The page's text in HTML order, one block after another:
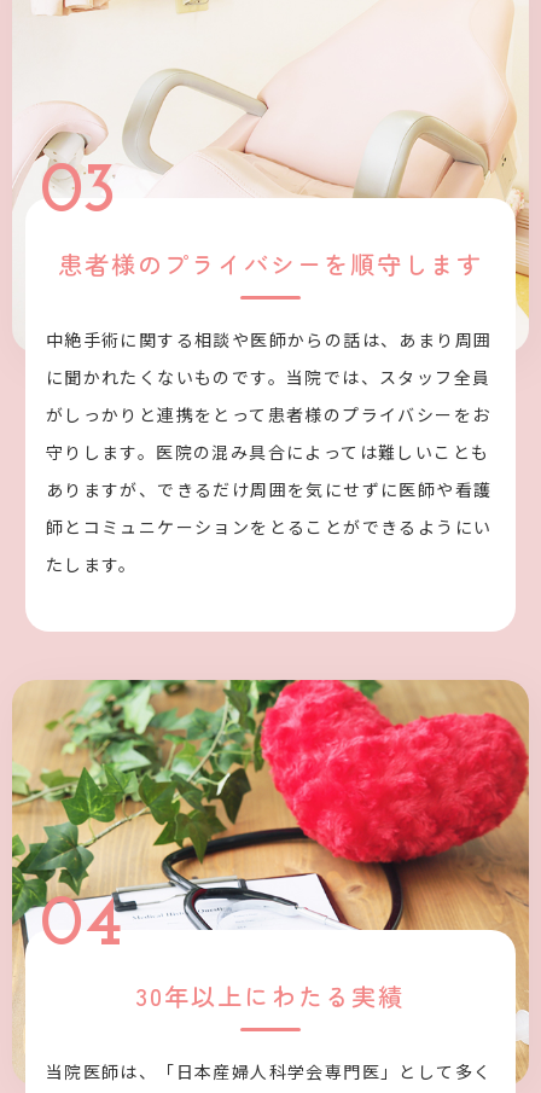
03
患者様のプライバシーを順守します
中絶手術に関する相談や医師からの話は、あまり周囲
に聞かれたくないものです。当院では、スタッフ全員
がしっかりと連携をとって患者様のプライバシーをお
守りします。医院の混み具合によっては難しいことも
ありますが、できるだけ周囲を気にせずに医師や看護
師とコミュニケーションをとることができるようにい
たします。
04
30年以上にわたる実績
当院医師は、「日本産婦人科学会専門医」として多く